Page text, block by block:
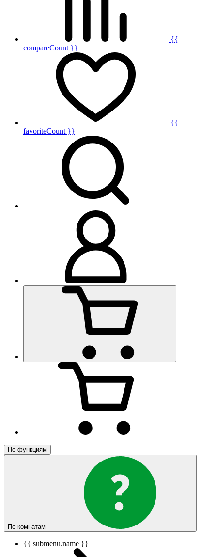
{{
compareCount }}
{{
favoriteCount }}
По функциям
По комнатам
{{ submenu.name }}